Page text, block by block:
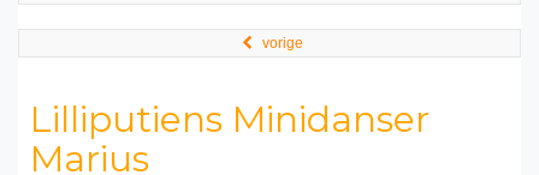
vorige
Lilliputiens Minidanser
Marius